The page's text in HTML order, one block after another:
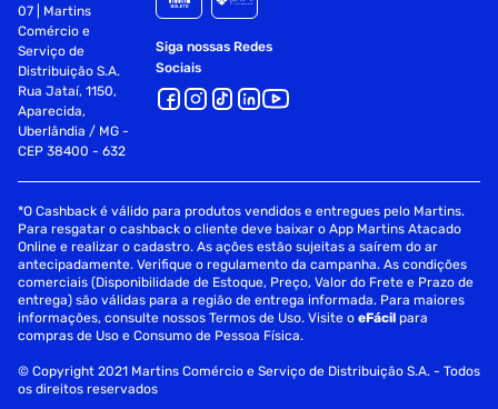
07 | Martins
Comércio e
Serviço de
Distribuição S.A.
Rua Jataí, 1150,
Aparecida,
Uberlândia / MG -
CEP 38400 - 632
Siga nossas Redes
Sociais
*O Cashback é válido para produtos vendidos e entregues pelo Martins.
Para resgatar o cashback o cliente deve baixar o App Martins Atacado
Online e realizar o cadastro. As ações estão sujeitas a saírem do ar
antecipadamente. Verifique o regulamento da campanha. As condições
comerciais (Disponibilidade de Estoque, Preço, Valor do Frete e Prazo de
entrega) são válidas para a região de entrega informada. Para maiores
informações, consulte nossos Termos de Uso. Visite oeFácil para
compras de Uso e Consumo de Pessoa Física.
© Copyright 2021 Martins Comércio e Serviço de Distribuição S.A. - Todos
os direitos reservados